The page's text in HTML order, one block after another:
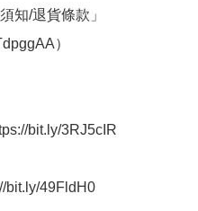
知/退貨條款」
）
bit.ly/3RJ5cIR
bit.ly/49FldH0